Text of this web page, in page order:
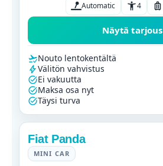
Automatic 4
Näytä tarjous
Nouto lentokentältä
Välitön vahvistus
Ei vakuutta
Maksa osa nyt
Täysi turva
Fiat Panda
MINI CAR